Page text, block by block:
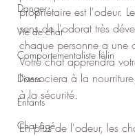
Danger
Vie de chat
Comportementaliste félin
Divers
Enfants
Chat âgé
propriétaire est l'odeur.
sens de l'odorat très
chaque personne a une
Votre chat apprendra
l'associera à la
à la sécurité.
En plus de l'odeur, les